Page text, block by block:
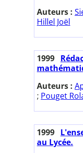
Auteurs :
Hillel Joël
1999
Auteurs :
; Pouget
1999
au Lycée.